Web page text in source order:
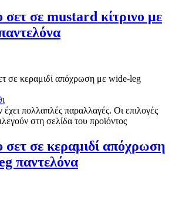
σετ σε mustard κίτρινο με
έχει πολλαπλές παραλλαγές. Οι επιλογές
στη σελίδα του προϊόντος
σετ σε κεραμιδί απόχρωση
παντελόνα